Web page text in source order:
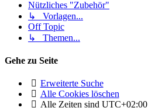
Nützliches "Zubehör"
↳ Vorlagen...
Off Topic
↳ Themen...
Gehe zu Seite
Erweiterte Suche
Alle Cookies löschen
Alle Zeiten sind UTC+02:00